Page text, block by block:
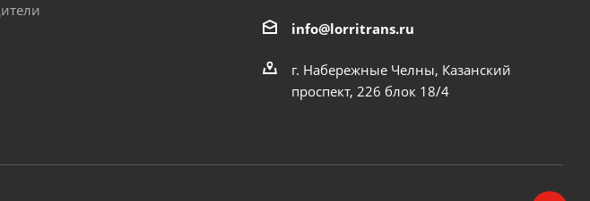
info@lorritrans.ru
г. Набережные Челны, Казанский
проспект, 226 блок 18/4